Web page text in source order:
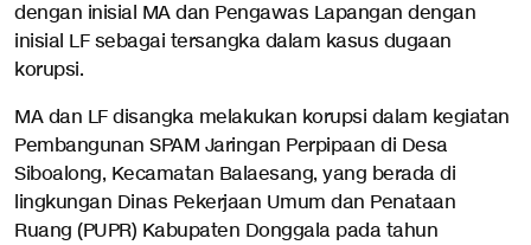
dengan inisial MA dan Pengawas Lapangan dengan
inisial LF sebagai tersangka dalam kasus dugaan
korupsi.
MA dan LF disangka melakukan korupsi dalam kegiatan
Pembangunan SPAM Jaringan Perpipaan di Desa
Siboalong, Kecamatan Balaesang, yang berada di
lingkungan Dinas Pekerjaan Umum dan Penataan
Ruang (PUPR) Kabupaten Donggala pada tahun